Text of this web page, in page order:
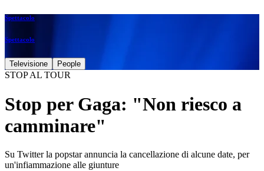
Spettacolo
Spettacolo
Televisione People
STOP AL TOUR
Stop per Gaga: "Non riesco a
camminare"
Su Twitter la popstar annuncia la cancellazione di alcune date, per
un'infiammazione alle giunture